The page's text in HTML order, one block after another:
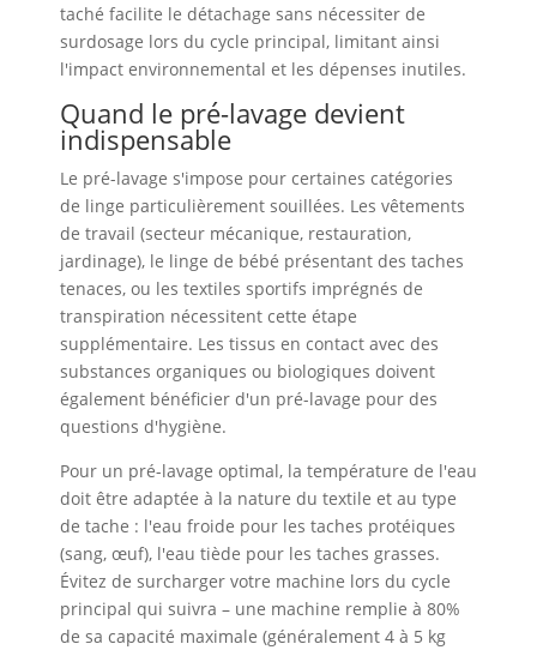
taché facilite le détachage sans nécessiter de
surdosage lors du cycle principal, limitant ainsi
l'impact environnemental et les dépenses inutiles.
Quand le pré-lavage devient
indispensable
Le pré-lavage s'impose pour certaines catégories
de linge particulièrement souillées. Les vêtements
de travail (secteur mécanique, restauration,
jardinage), le linge de bébé présentant des taches
tenaces, ou les textiles sportifs imprégnés de
transpiration nécessitent cette étape
supplémentaire. Les tissus en contact avec des
substances organiques ou biologiques doivent
également bénéficier d'un pré-lavage pour des
questions d'hygiène.
Pour un pré-lavage optimal, la température de l'eau
doit être adaptée à la nature du textile et au type
de tache : l'eau froide pour les taches protéiques
(sang, œuf), l'eau tiède pour les taches grasses.
Évitez de surcharger votre machine lors du cycle
principal qui suivra – une machine remplie à 80%
de sa capacité maximale (généralement 4 à 5 kg